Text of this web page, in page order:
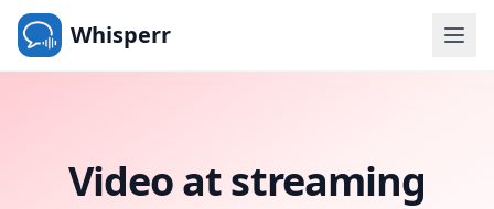
Whisperr
Video at streaming